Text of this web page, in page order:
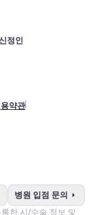
정인
약관
병원 입점 문의 arrow_right
한 시/수술 정보 및